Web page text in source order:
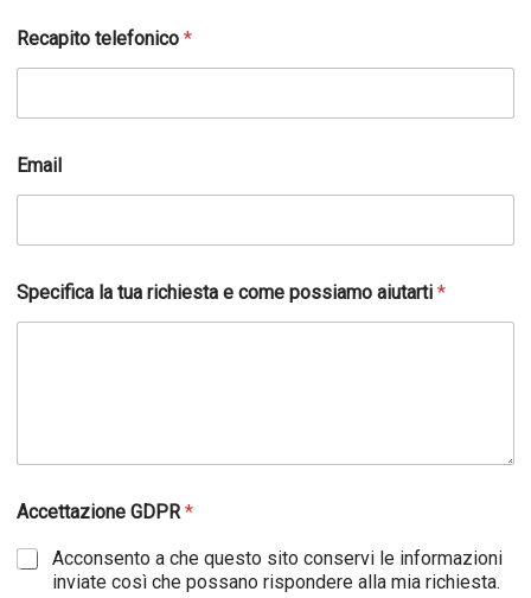
Recapito telefonico*
Email
Specifica la tua richiesta e come possiamo aiutarti*
Accettazione GDPR*
Acconsento a che questo sito conservi le informazioni
inviate così che possano rispondere alla mia richiesta.